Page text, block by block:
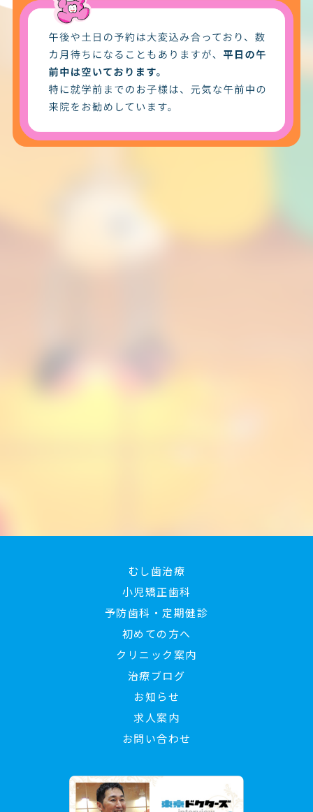
むし歯治療
小児矯正歯科
予防歯科・定期健診
初めての方へ
クリニック案内
治療ブログ
お知らせ
求人案内
お問い合わせ